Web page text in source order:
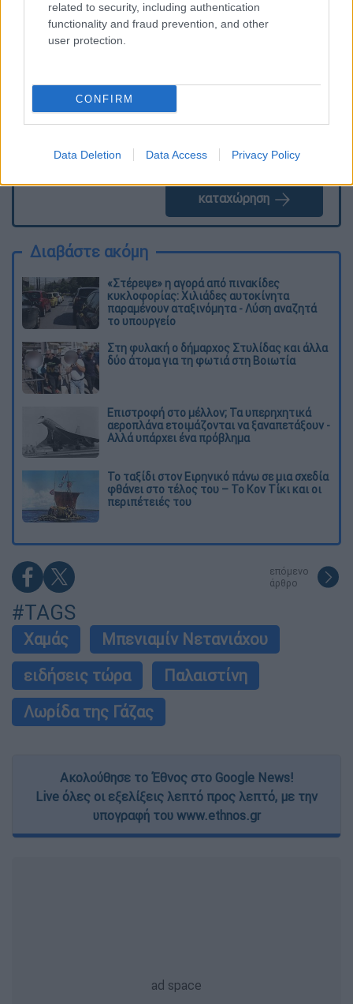
related to security, including authentication
functionality and fraud prevention, and other
user protection.
CONFIRM
Data Deletion Data Access Privacy Policy
Τα σχολιά σας δημοσιεύονται άμεσα με δική σας ευθύνη. Το
ΕΘΝΟΣ θα παρεμβαίνει και τα προσβλητικά σχόλια θα
διαγράφονται
καταχώρηση
Διαβάστε ακόμη
«Στέρεψε» η αγορά από πινακίδες
κυκλοφορίας: Χιλιάδες αυτοκίνητα
παραμένουν αταξινόμητα - Λύση αναζητά
το υπουργείο
Στη φυλακή ο δήμαρχος Στυλίδας και άλλα
δύο άτομα για τη φωτιά στη Βοιωτία
Επιστροφή στο μέλλον; Τα υπερηχητικά
αεροπλάνα ετοιμάζονται να ξαναπετάξουν -
Αλλά υπάρχει ένα πρόβλημα
Το ταξίδι στον Ειρηνικό πάνω σε μια σχεδία
φθάνει στο τέλος του – Το Κον Τίκι και οι
περιπέτειές του
επόμενο
άρθρο
#TAGS
Χαμάς
Μπενιαμίν Νετανιάχου
ειδήσεις τώρα
Παλαιστίνη
Λωρίδα της Γάζας
Ακολούθησε το Έθνος στο Google News!
Live όλες οι εξελίξεις λεπτό προς λεπτό, με την
υπογραφή του www.ethnos.gr